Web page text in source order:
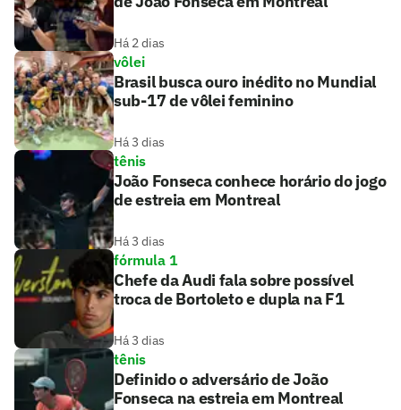
Há 2 dias
vôlei
Brasil busca ouro inédito no Mundial
sub-17 de vôlei feminino
Há 3 dias
tênis
João Fonseca conhece horário do jogo
de estreia em Montreal
Há 3 dias
fórmula 1
Chefe da Audi fala sobre possível
troca de Bortoleto e dupla na F1
Há 3 dias
tênis
Definido o adversário de João
Fonseca na estreia em Montreal